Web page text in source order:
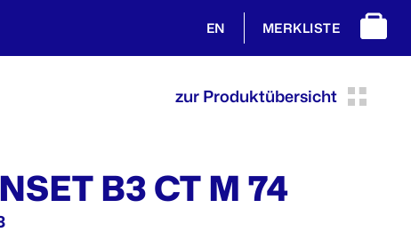
EN MERKLISTE
zur Produktübersicht
B3 CT M 74